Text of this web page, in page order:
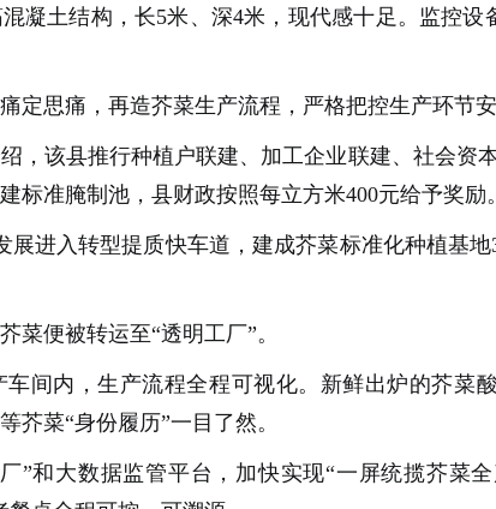
凝土结构，长5米、深4米，现代感十足。监控
定思痛，再造芥菜生产流程，严格把控生产环节安
，该县推行种植户联建、加工企业联建、社会资
标准腌制池，县财政按照每立方米400元给予奖励。
展进入转型提质快车道，建成芥菜标准化种植基
菜便被转运至“透明工厂”。
间内，生产流程全程可视化。新鲜出炉的芥菜
芥菜“身份履历”一目了然。
”和大数据监管平台，加快实现“一屏统揽芥菜